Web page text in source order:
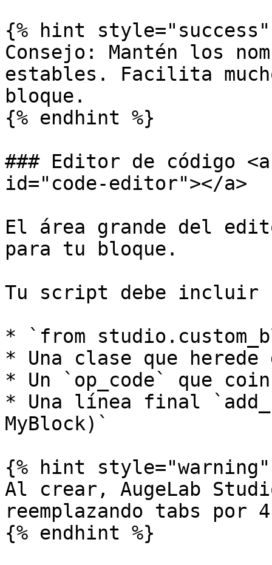
{% hint style="success"
Consejo: Mantén los
estables. Facilita
bloque.
{% endhint %}
### Editor de código
id="code-editor"></a>
El área grande del
para tu bloque.
Tu script debe incluir
* `from
* Una clase que
* Un `op_code` que
* Una línea final
MyBlock)`
{% hint style="warning"
Al crear, AugeLab
reemplazando tabs por
{% endhint %}